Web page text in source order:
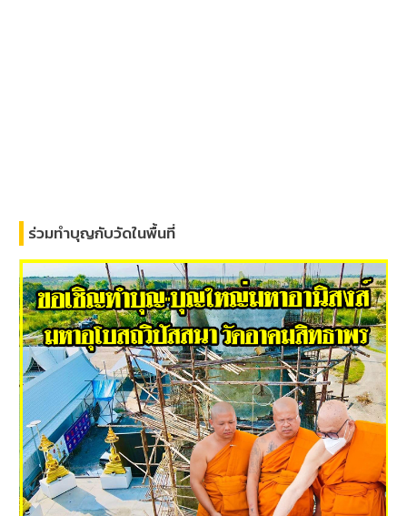
ร่วมทำบุญกับวัดในพื้นที่